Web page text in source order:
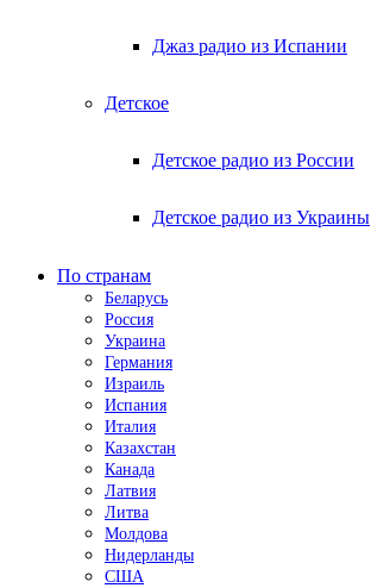
Джаз радио из Испании
Детское
Детское радио из России
Детское радио из Украины
По странам
Беларусь
Россия
Украина
Германия
Израиль
Испания
Италия
Казахстан
Канада
Латвия
Литва
Молдова
Нидерланды
США